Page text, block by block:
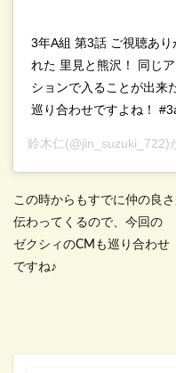
3年A組 第3話 ご視聴あ
れた 里見と熊沢！ 同じ
ションで入ることが出来
巡り合わせですよね！
鈴木仁(@jin_suzuki_722)
この時からもすでに仲の良
伝わってくるので、今回の
ゼクシィのCMも巡り合わせ
ですね♪